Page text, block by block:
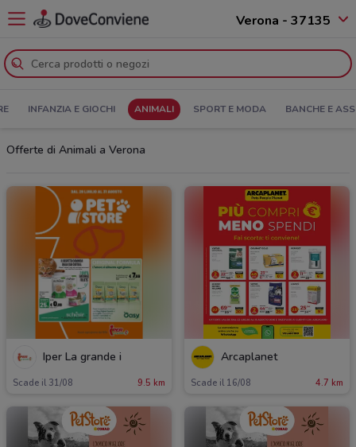
Verona - 37135
INFANZIA E GIOCHI ANIMALI SPORT E MODA BANCHE E
Offerte di Animali a Verona
Iper La grande i
Scade il 31/08 9.5 km
Arcaplanet
Scade il 16/08 4.7 km